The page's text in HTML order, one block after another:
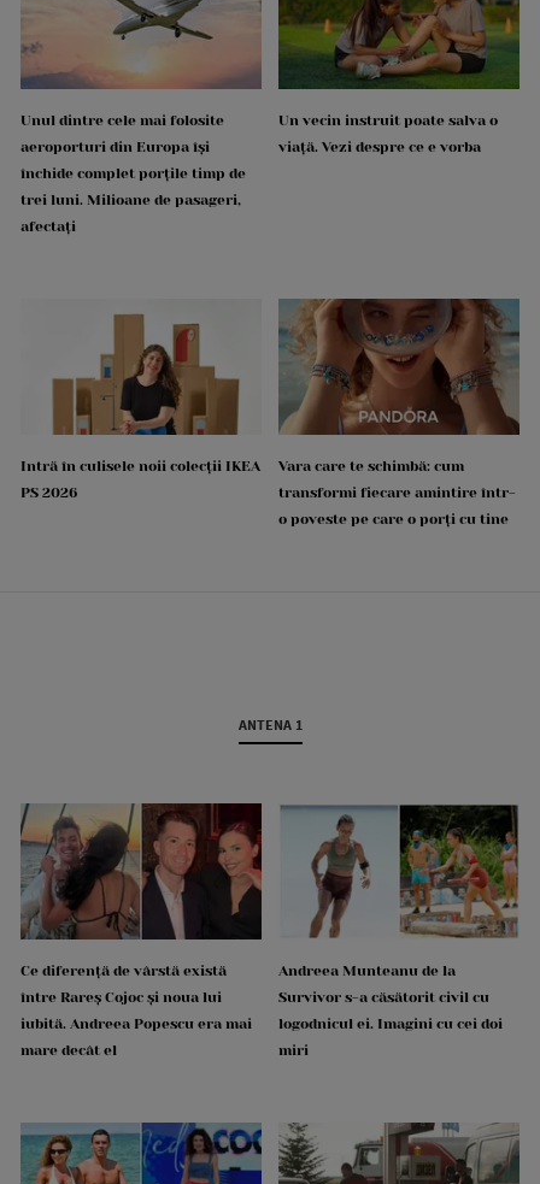
Unul dintre cele mai folosite
aeroporturi din Europa își
închide complet porțile timp de
trei luni. Milioane de pasageri,
afectați
Un vecin instruit poate salva o
viață. Vezi despre ce e vorba
Intră în culisele noii colecții IKEA
PS 2026
Vara care te schimbă: cum
transformi fiecare amintire într-
o poveste pe care o porți cu tine
ANTENA 1
Ce diferență de vârstă există
între Rareș Cojoc și noua lui
iubită. Andreea Popescu era mai
mare decât el
Andreea Munteanu de la
Survivor s-a căsătorit civil cu
logodnicul ei. Imagini cu cei doi
miri